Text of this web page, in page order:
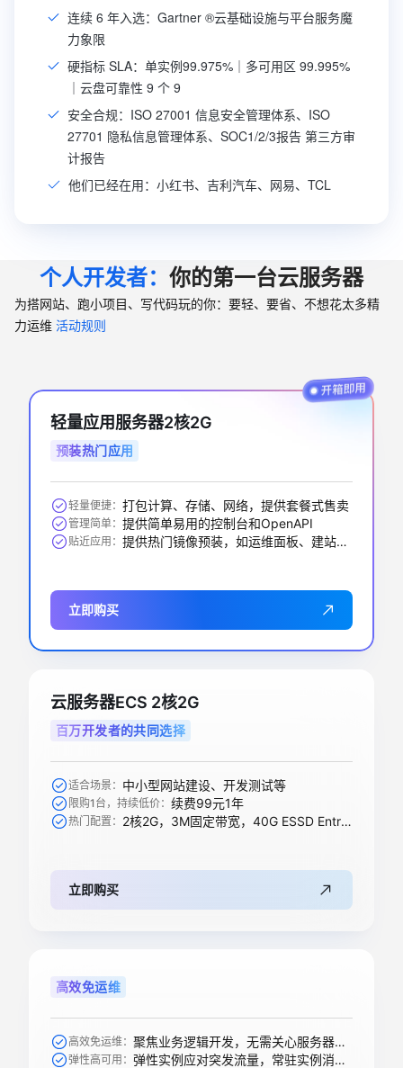
连续 6 年入选：Gartner ®云基础设施与平台服务魔
力象限
硬指标 SLA：单实例99.975%｜多可用区 99.995%
｜云盘可靠性 9 个 9
安全合规：ISO 27001 信息安全管理体系、ISO
27701 隐私信息管理体系、SOC1/2/3报告 第三方审
计报告
他们已经在用：小红书、吉利汽车、网易、TCL
个人开发者： 你的第一台云服务器
为搭网站、跑小项目、写代码玩的你：要轻、要省、不想花太多精
力运维 活动规则
轻量应用服务器2核2G
预装热门应用
轻量便捷： 打包计算、存储、网络，提供套餐式售卖
管理简单： 提供简单易用的控制台和OpenAPI
贴近应用： 提供热门镜像预装，如运维面板、建站、AI应用等
立即购买
云服务器ECS 2核2G
百万开发者的共同选择
适合场景： 中小型网站建设、开发测试等
限购1台，持续低价： 续费99元1年
热门配置： 2核2G，3M固定带宽，40G ESSD Entry盘
立即购买
高效免运维
高效免运维： 聚焦业务逻辑开发，无需关心服务器购买等运维操作
弹性高可用： 弹性实例应对突发流量，常驻实例消除冷启动